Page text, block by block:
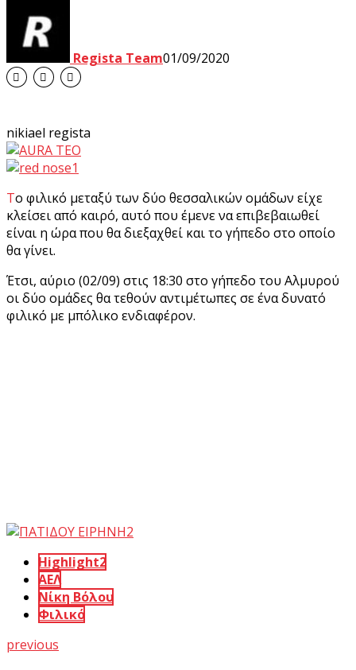
Regista Team01/09/2020
nikiael regista
Το φιλικό μεταξύ των δύο θεσσαλικών ομάδων είχε
κλείσει από καιρό, αυτό που έμενε να επιβεβαιωθεί
είναι η ώρα που θα διεξαχθεί και το γήπεδο στο οποίο
θα γίνει.
Έτσι, αύριο (02/09) στις 18:30 στο γήπεδο του Αλμυρού
οι δύο ομάδες θα τεθούν αντιμέτωπες σε ένα δυνατό
φιλικό με μπόλικο ενδιαφέρον.
Highlight2
ΑΕΛ
Νίκη Βόλου
Φιλικό
previous